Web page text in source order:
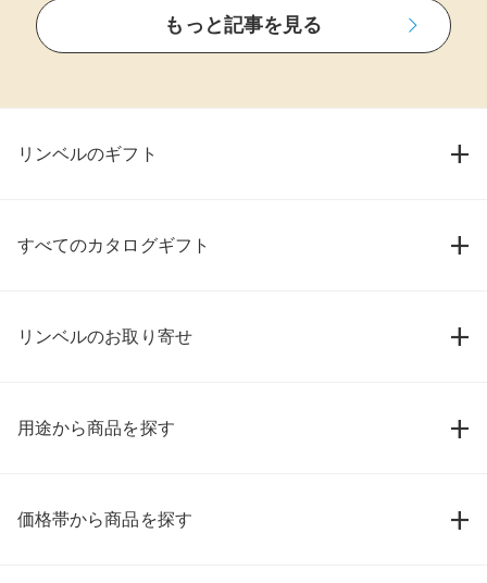
もっと記事を見る
リンベルのギフト
すべてのカタログギフト
リンベルのお取り寄せ
用途から商品を探す
価格帯から商品を探す